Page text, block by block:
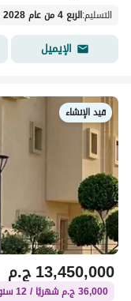
التسليم:الربع 4 من عام 2028
الإيميل
قيد الإنشاء
ج.م13,450,000
36,000 ج.م شهريًا / 12 سنوات